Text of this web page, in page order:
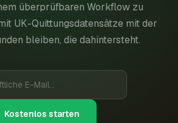
überprüfbaren Workflow zu
UK-Quittungsdatensätze mit der
bleiben, die dahintersteht.
Kostenlos starten